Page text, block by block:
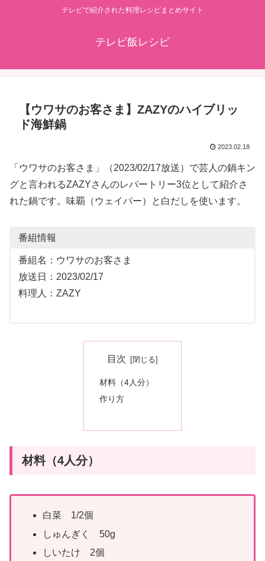
テレビで紹介された料理レシピまとめサイト
テレビ飯レシピ
【ウワサのお客さま】ZAZYのハイブリッ
ド海鮮鍋
2023.02.18
「ウワサのお客さま」（2023/02/17放送）で芸人の鍋キン
グと言われるZAZYさんのレパートリー3位として紹介さ
れた鍋です。味覇（ウェイパー）と白だしを使います。
番組情報
番組名：ウワサのお客さま
放送日：2023/02/17
料理人：ZAZY
目次
材料（4人分）
作り方
材料（4人分）
白菜 1/2個
しゅんぎく 50g
しいたけ 2個